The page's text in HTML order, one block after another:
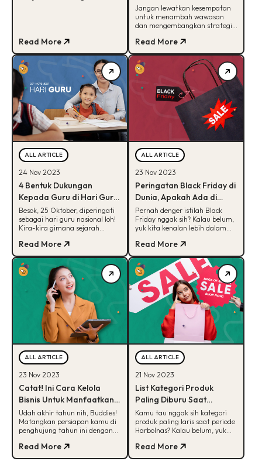
Read More
Kembangkan Strategi
Marketing Dengan AI?
Jangan lewatkan kesempatan
untuk menambah wawasan
dan mengembangkan strategi
MarketingFest 2023. Cek
detailnya disini!
Read More
ALL ARTICLE
24 Nov 2023
4 Bentuk Dukungan
Kepada Guru di Hari Guru
Nasional, Penasaran?
Besok, 25 Oktober, diperingati
sebagai hari guru nasional loh!
Kira-kira gimana sejarah
penjelasannya disini.
Read More
ALL ARTICLE
23 Nov 2023
Peringatan Black Friday di
Dunia, Apakah Ada di
Indonesia?
Pernah denger istilah Black
Friday nggak sih? Kalau belum,
yuk kita kenalan lebih dalam
sejarahnya. Cek disini!
Read More
ALL ARTICLE
23 Nov 2023
Catat! Ini Cara Kelola
Bisnis Untuk Manfaatkan
Momen Akhir Tahun
Udah akhir tahun nih, Buddies!
Matangkan persiapan kamu di
penghujung tahun ini dengan
selengkapnya disini!
Read More
ALL ARTICLE
21 Nov 2023
List Kategori Produk
Paling Diburu Saat
Harbolnas, Apa Aja Ya?
Kamu tau nggak sih kategori
produk paling laris saat periode
Harbolnas? Kalau belum, yuk
daftar lengkapnya.
Read More